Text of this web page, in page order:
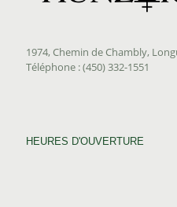
1974, Chemin de Chambly,
Téléphone : (450) 332-1551
HEURES D'OUVERTURE